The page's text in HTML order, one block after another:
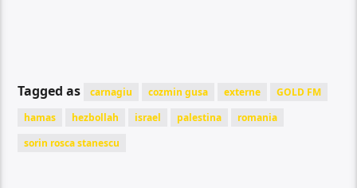
Tagged as carnagiu cozmin gusa externe
GOLD FM
hamas
hezbollah israel palestina
romania
sorin rosca stanescu